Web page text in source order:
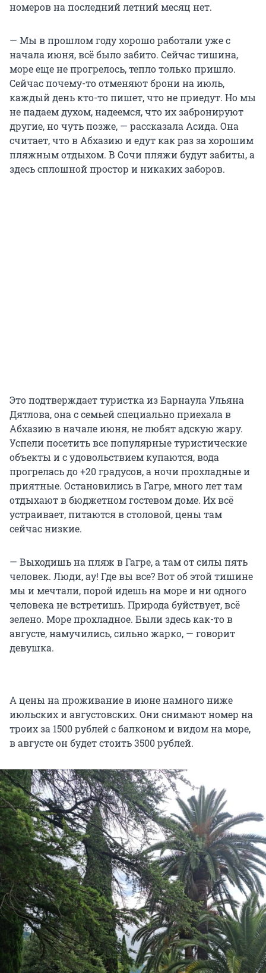
номеров на последний летний месяц нет.
— Мы в прошлом году хорошо работали уже с
начала июня, всё было забито. Сейчас тишина,
море еще не прогрелось, тепло только пришло.
Сейчас почему-то отменяют брони на июль,
каждый день кто-то пишет, что не приедут. Но мы
не падаем духом, надеемся, что их забронируют
другие, но чуть позже, — рассказала Асида. Она
считает, что в Абхазию и едут как раз за хорошим
пляжным отдыхом. В Сочи пляжи будут забиты, а
здесь сплошной простор и никаких заборов.
Это подтверждает туристка из Барнаула Ульяна
Дятлова, она с семьей специально приехала в
Абхазию в начале июня, не любят адскую жару.
Успели посетить все популярные туристические
объекты и с удовольствием купаются, вода
прогрелась до +20 градусов, а ночи прохладные и
приятные. Остановились в Гагре, много лет там
отдыхают в бюджетном гостевом доме. Их всё
устраивает, питаются в столовой, цены там
сейчас низкие.
— Выходишь на пляж в Гагре, а там от силы пять
человек. Люди, ау! Где вы все? Вот об этой тишине
мы и мечтали, порой идешь на море и ни одного
человека не встретишь. Природа буйствует, всё
зелено. Море прохладное. Были здесь как-то в
августе, намучились, сильно жарко, — говорит
девушка.
А цены на проживание в июне намного ниже
июльских и августовских. Они снимают номер на
троих за 1500 рублей с балконом и видом на море,
в августе он будет стоить 3500 рублей.